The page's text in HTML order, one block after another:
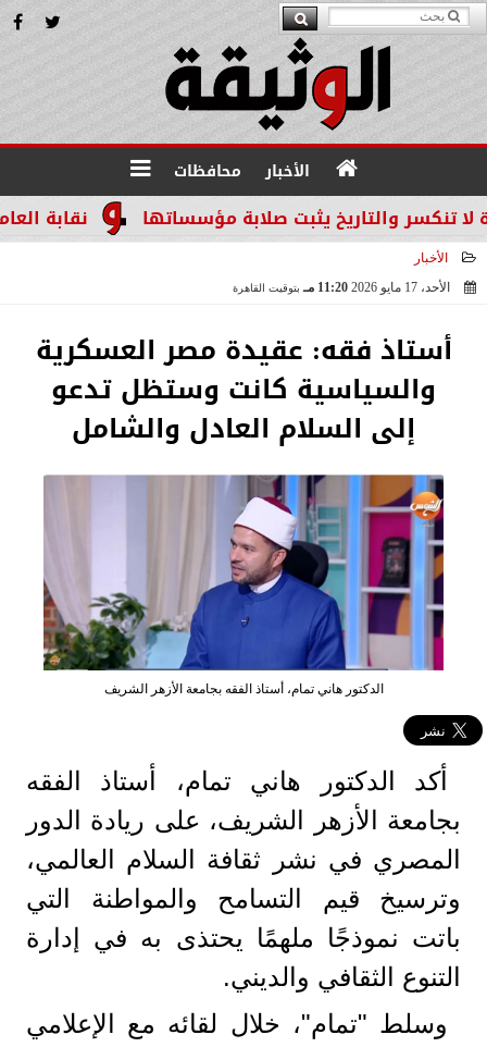
الأخبار محافظات
نقابة والتاريخ يثبت صلابة مؤسساتها
الأخبار
الأحد، 17 مايو 2026
11:20 مـ بتوقيت القاهرة
أستاذ فقه: عقيدة مصر العسكرية
والسياسية كانت وستظل تدعو
إلى السلام العادل والشامل​​​​​​​
الدكتور هاني تمام، أستاذ الفقه بجامعة الأزهر الشريف
أكد الدكتور هاني تمام، أستاذ الفقه
بجامعة الأزهر الشريف، على ريادة الدور
المصري في نشر ثقافة السلام العالمي،
وترسيخ قيم التسامح والمواطنة التي
باتت نموذجًا ملهمًا يحتذى به في إدارة
التنوع الثقافي والديني.
وسلط "تمام"، خلال لقائه مع الإعلامي